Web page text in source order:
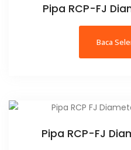
Pipa RCP-FJ
Baca
Pipa RCP-FJ